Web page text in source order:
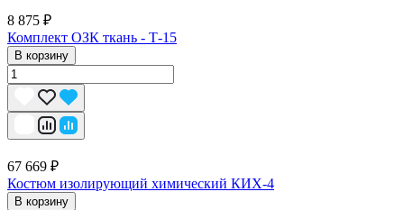
8 875 ₽
Комплект ОЗК ткань - Т-15
В корзину
67 669 ₽
Костюм изолирующий химический КИХ-4
В корзину